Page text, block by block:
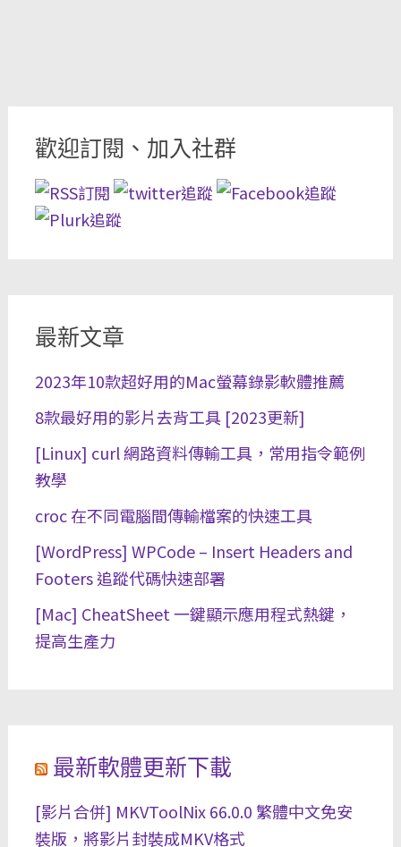
歡迎訂閱、加入社群
最新文章
2023年10款超好用的Mac螢幕錄影軟體推薦
8款最好用的影片去背工具 [2023更新]
[Linux] curl 網路資料傳輸工具，常用指令範例
教學
croc 在不同電腦間傳輸檔案的快速工具
[WordPress] WPCode – Insert Headers and
Footers 追蹤代碼快速部署
[Mac] CheatSheet 一鍵顯示應用程式熱鍵，
提高生產力
最新軟體更新下載
[影片合併] MKVToolNix 66.0.0 繁體中文免安
裝版，將影片封裝成MKV格式